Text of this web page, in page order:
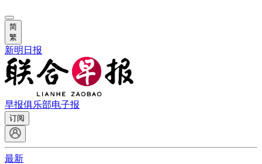
简
繁
新明日报
早报俱乐部电子报
订阅
最新